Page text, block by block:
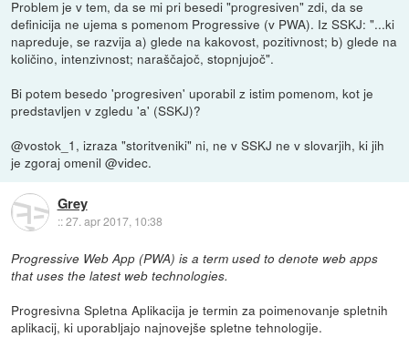
Problem je v tem, da se mi pri besedi "progresiven" zdi, da se
definicija ne ujema s pomenom Progressive (v PWA). Iz SSKJ: "...ki
napreduje, se razvija a) glede na kakovost, pozitivnost; b) glede na
količino, intenzivnost; naraščajoč, stopnjujoč".
Bi potem besedo 'progresiven' uporabil z istim pomenom, kot je
predstavljen v zgledu 'a' (SSKJ)?
@vostok_1, izraza "storitveniki" ni, ne v SSKJ ne v slovarjih, ki jih
je zgoraj omenil @videc.
Grey
::27. apr 2017, 10:38
Progressive Web App (PWA) is a term used to denote web apps
that uses the latest web technologies.
Progresivna Spletna Aplikacija je termin za poimenovanje spletnih
aplikacij, ki uporabljajo najnovejše spletne tehnologije.